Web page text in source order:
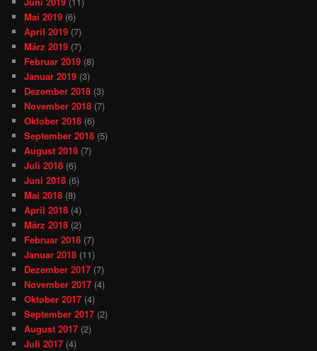
Mai 2019 (6)
April 2019 (7)
März 2019 (7)
Februar 2019 (8)
Januar 2019 (3)
Dezember 2018 (3)
November 2018 (7)
Oktober 2018 (6)
September 2018 (5)
August 2018 (7)
Juli 2018 (6)
Juni 2018 (6)
Mai 2018 (8)
April 2018 (4)
März 2018 (2)
Februar 2018 (7)
Januar 2018 (11)
Dezember 2017 (7)
November 2017 (4)
Oktober 2017 (4)
September 2017 (2)
August 2017 (2)
Juli 2017 (4)